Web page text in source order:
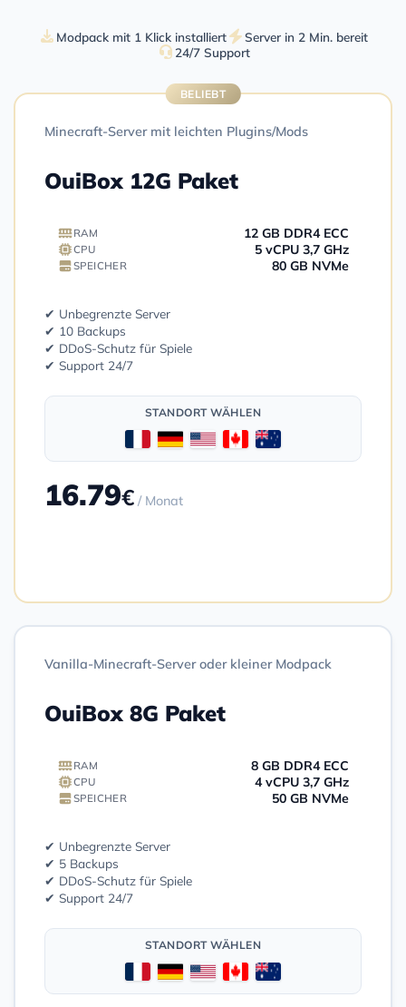
Modpack mit 1 Klick installiert
Server in 2 Min. bereit
24/7 Support
Vanilla-Minecraft-Server oder kleiner Modpack
OuiBox 8G Paket
RAM 8 GB DDR4 ECC
CPU 4 vCPU 3,7 GHz
SPEICHER 50 GB NVMe
✔ Unbegrenzte Server
✔ 5 Backups
✔ DDoS-Schutz für Spiele
✔ Support 24/7
STANDORT WÄHLEN
BELIEBT
Minecraft-Server mit leichten Plugins/Mods
OuiBox 12G Paket
RAM 12 GB DDR4 ECC
CPU 5 vCPU 3,7 GHz
SPEICHER 80 GB NVMe
✔ Unbegrenzte Server
✔ 10 Backups
✔ DDoS-Schutz für Spiele
✔ Support 24/7
STANDORT WÄHLEN
16.79€ / Monat